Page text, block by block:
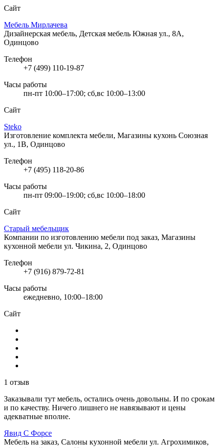
Сайт
Мебель Мирлачева
Дизайнерская мебель, Детская мебель Южная ул., 8А,
Одинцово
Телефон
+7 (499) 110-19-87
Часы работы
пн-пт 10:00–17:00; сб,вс 10:00–13:00
Сайт
Steko
Изготовление комплекта мебели, Магазины кухонь Союзная
ул., 1В, Одинцово
Телефон
+7 (495) 118-20-86
Часы работы
пн-пт 09:00–19:00; сб,вс 10:00–18:00
Сайт
Старый мебельщик
Компании по изготовлению мебели под заказ, Магазины
кухонной мебели ул. Чикина, 2, Одинцово
Телефон
+7 (916) 879-72-81
Часы работы
ежедневно, 10:00–18:00
Сайт
1 отзыв
Заказывали тут мебель, остались очень довольны. И по срокам
и по качеству. Ничего лишнего не навязывают и цены
адекватные вполне.
Явид С Форсе
Мебель на заказ, Салоны кухонной мебели ул. Агрохимиков,